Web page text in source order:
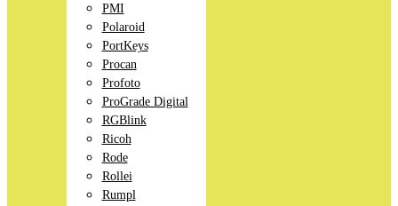
PMI
Polaroid
PortKeys
Procan
Profoto
ProGrade Digital
RGBlink
Ricoh
Rode
Rollei
Rumpl